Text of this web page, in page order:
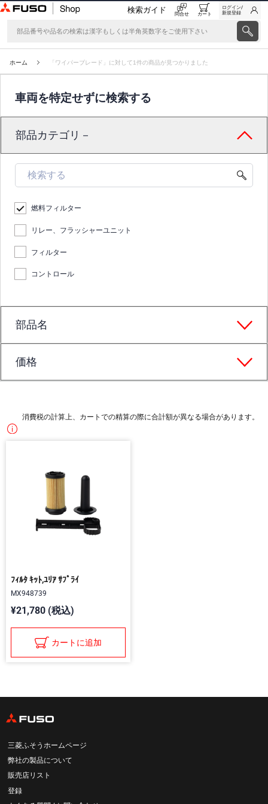
検索ガイド 問合せ カート
ログイン/
新規登録
ホーム 「ワイパーブレード」に対して1件の商品が見つかりました
車両を特定せずに検索する
部品カテゴリ－
燃料フィルター
リレー、フラッシャーユニット
フィルター
コントロール
部品名
価格
消費税の計算上、カートでの精算の際に合計額が異なる場合があります。
ﾌｨﾙﾀ ｷｯﾄ,ﾕﾘｱ ｻﾌﾟﾗｲ
MX948739
¥21,780 (税込)
カートに追加
三菱ふそうホームページ
弊社の製品について
販売店リスト
登録